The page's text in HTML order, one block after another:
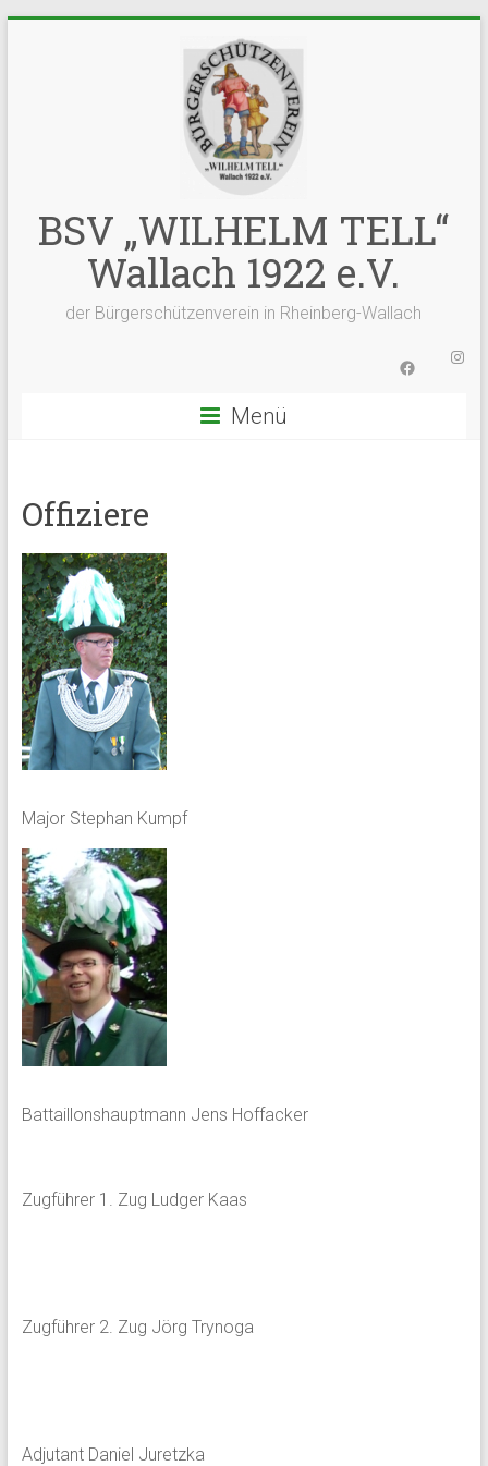
BSV „WILHELM TELL“
Wallach 1922 e.V.
der Bürgerschützenverein in Rheinberg-Wallach
Facebook
Menü
Offiziere
Major Stephan Kumpf
Battaillonshauptmann Jens Hoffacker
Zugführer 1. Zug Ludger Kaas
Zugführer 2. Zug Jörg Trynoga
Adjutant Daniel Juretzka